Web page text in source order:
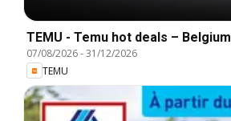
TEMU - Temu hot deals – Belgium
07/08/2026-31/12/2026
TEMU